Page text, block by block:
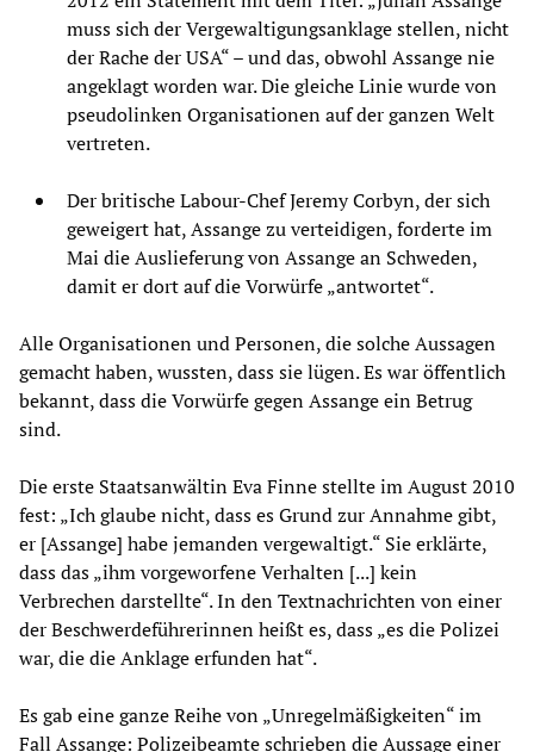
muss sich der Vergewaltigungsanklage stellen, nicht
der Rache der USA“ – und das, obwohl Assange nie
angeklagt worden war. Die gleiche Linie wurde von
pseudolinken Organisationen auf der ganzen Welt
vertreten.
Der britische Labour-Chef Jeremy Corbyn, der sich
geweigert hat, Assange zu verteidigen, forderte im
Mai die Auslieferung von Assange an Schweden,
damit er dort auf die Vorwürfe „antwortet“.
Alle Organisationen und Personen, die solche Aussagen
gemacht haben, wussten, dass sie lügen. Es war öffentlich
bekannt, dass die Vorwürfe gegen Assange ein Betrug
sind.
Die erste Staatsanwältin Eva Finne stellte im August 2010
fest: „Ich glaube nicht, dass es Grund zur Annahme gibt,
er [Assange] habe jemanden vergewaltigt.“ Sie erklärte,
dass das „ihm vorgeworfene Verhalten [...] kein
Verbrechen darstellte“. In den Textnachrichten von einer
der Beschwerdeführerinnen heißt es, dass „es die Polizei
war, die die Anklage erfunden hat“.
Es gab eine ganze Reihe von „Unregelmäßigkeiten“ im
Fall Assange: Polizeibeamte schrieben die Aussage einer